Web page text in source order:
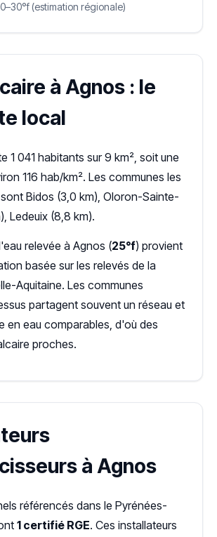
(estimation régionale)
à Agnos : le
local
1 041 habitants sur 9 km², soit une
116 hab/km². Les communes les
Bidos (3,0 km), Oloron-Sainte-
Ledeuix (8,8 km).
relevée à Agnos (25°f) provient
basée sur les relevés de la
Aquitaine. Les communes
partagent souvent un réseau et
en eau comparables, d'où des
proches.
à Agnos
référencés dans le Pyrénées-
1 certifié RGE. Ces installateurs